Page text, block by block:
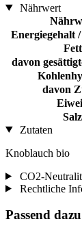
Nährwert
Energiegehalt
Fett
davon
davon
Salz
Zutaten
Knoblauch bio
CO2-
Rechtliche
Passend dazu